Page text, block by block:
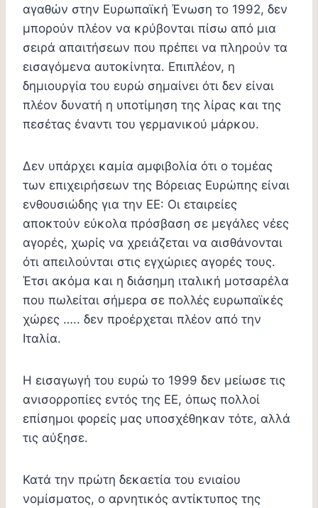
αγαθών στην Ευρωπαϊκή Ένωση το 1992, δεν
μπορούν πλέον να κρύβονται πίσω από μια
σειρά απαιτήσεων που πρέπει να πληρούν τα
εισαγόμενα αυτοκίνητα. Επιπλέον, η
δημιουργία του ευρώ σημαίνει ότι δεν είναι
πλέον δυνατή η υποτίμηση της λίρας και της
πεσέτας έναντι του γερμανικού μάρκου.
Δεν υπάρχει καμία αμφιβολία ότι ο τομέας
των επιχειρήσεων της Βόρειας Ευρώπης είναι
ενθουσιώδης για την ΕΕ: Οι εταιρείες
αποκτούν εύκολα πρόσβαση σε μεγάλες νέες
αγορές, χωρίς να χρειάζεται να αισθάνονται
ότι απειλούνται στις εγχώριες αγορές τους.
Έτσι ακόμα και η διάσημη ιταλική μοτσαρέλα
που πωλείται σήμερα σε πολλές ευρωπαϊκές
χώρες ….. δεν προέρχεται πλέον από την
Ιταλία.
Η εισαγωγή του ευρώ το 1999 δεν μείωσε τις
ανισορροπίες εντός της ΕΕ, όπως πολλοί
επίσημοι φορείς μας υποσχέθηκαν τότε, αλλά
τις αύξησε.
Κατά την πρώτη δεκαετία του ενιαίου
νομίσματος, ο αρνητικός αντίκτυπος της